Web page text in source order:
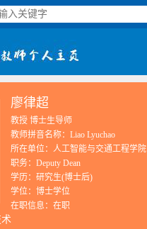
廖律超
教授 博士生导师
教师拼音名称：Liao Lyuchao
所在单位：人工智能与交通工程学院
职务：Deputy Dean
学历：研究生(博士后)
学位：博士学位
在职信息：在职